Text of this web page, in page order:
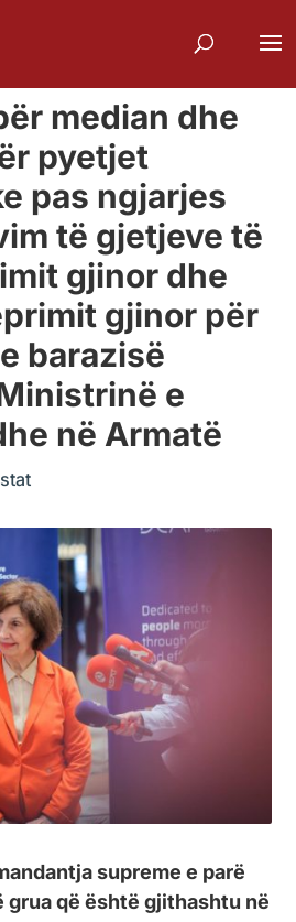
median dhe
pyetjet
pas ngjarjes
të gjetjeve të
gjinor dhe
gjinor për
barazisë
e
në Armatë
supreme e parë
grua që është gjithashtu në